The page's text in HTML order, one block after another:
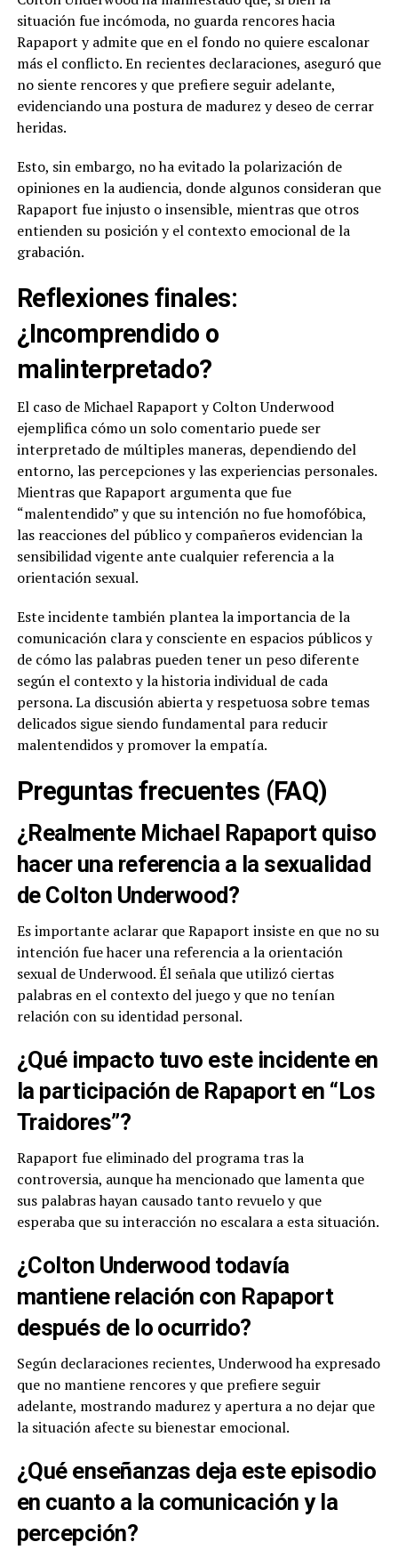
situación fue incómoda, no guarda rencores hacia
Rapaport y admite que en el fondo no quiere escalonar
más el conflicto. En recientes declaraciones, aseguró que
no siente rencores y que prefiere seguir adelante,
evidenciando una postura de madurez y deseo de cerrar
heridas.
Esto, sin embargo, no ha evitado la polarización de
opiniones en la audiencia, donde algunos consideran que
Rapaport fue injusto o insensible, mientras que otros
entienden su posición y el contexto emocional de la
grabación.
Reflexiones finales:
¿Incomprendido o
malinterpretado?
El caso de Michael Rapaport y Colton Underwood
ejemplifica cómo un solo comentario puede ser
interpretado de múltiples maneras, dependiendo del
entorno, las percepciones y las experiencias personales.
Mientras que Rapaport argumenta que fue
“malentendido” y que su intención no fue homofóbica,
las reacciones del público y compañeros evidencian la
sensibilidad vigente ante cualquier referencia a la
orientación sexual.
Este incidente también plantea la importancia de la
comunicación clara y consciente en espacios públicos y
de cómo las palabras pueden tener un peso diferente
según el contexto y la historia individual de cada
persona. La discusión abierta y respetuosa sobre temas
delicados sigue siendo fundamental para reducir
malentendidos y promover la empatía.
Preguntas frecuentes (FAQ)
¿Realmente Michael Rapaport quiso
hacer una referencia a la sexualidad
de Colton Underwood?
Es importante aclarar que Rapaport insiste en que no su
intención fue hacer una referencia a la orientación
sexual de Underwood. Él señala que utilizó ciertas
palabras en el contexto del juego y que no tenían
relación con su identidad personal.
¿Qué impacto tuvo este incidente en
la participación de Rapaport en “Los
Traidores”?
Rapaport fue eliminado del programa tras la
controversia, aunque ha mencionado que lamenta que
sus palabras hayan causado tanto revuelo y que
esperaba que su interacción no escalara a esta situación.
¿Colton Underwood todavía
mantiene relación con Rapaport
después de lo ocurrido?
Según declaraciones recientes, Underwood ha expresado
que no mantiene rencores y que prefiere seguir
adelante, mostrando madurez y apertura a no dejar que
la situación afecte su bienestar emocional.
¿Qué enseñanzas deja este episodio
en cuanto a la comunicación y la
percepción?